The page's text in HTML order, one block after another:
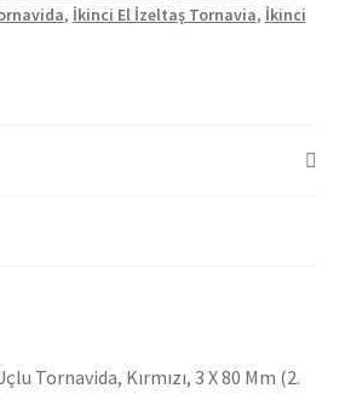
, İkinci El İzeltaş Tornavia, İkinci
Tornavida, Kırmızı, 3 X 80 Mm (2.